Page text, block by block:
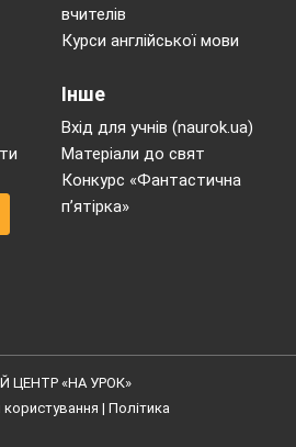
вчителів
Курси англійської мови
Інше
Вхід для учнів (naurok.ua)
Матеріали до свят
Конкурс «Фантастична
п’ятірка»
ЦЕНТР «НА УРОК»
| Політика